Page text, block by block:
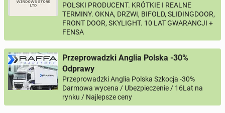
POLSKI PRODUCENT. KRÓTKIE I REALNE
TERMINY. OKNA, DRZWI, BIFOLD, SLIDINGDOOR,
FRONT DOOR, SKYLIGHT. 10 LAT GWARANCJI +
FENSA
Przeprowadzki Anglia Polska -30%
Odprawy
Przeprowadzki Anglia Polska Szkocja -30%
Darmowa wycena / Ubezpieczenie / 16Lat na
rynku / Najlepsze ceny